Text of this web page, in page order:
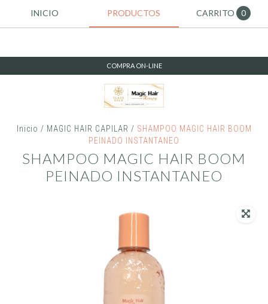
INICIO PRODUCTOS CARRITO 0
COMPRA ON-LINE
Inicio / MAGIC HAIR CAPILAR / SHAMPOO MAGIC HAIR BOOM
PEINADO INSTANTANEO
SHAMPOO MAGIC HAIR BOOM
PEINADO INSTANTANEO